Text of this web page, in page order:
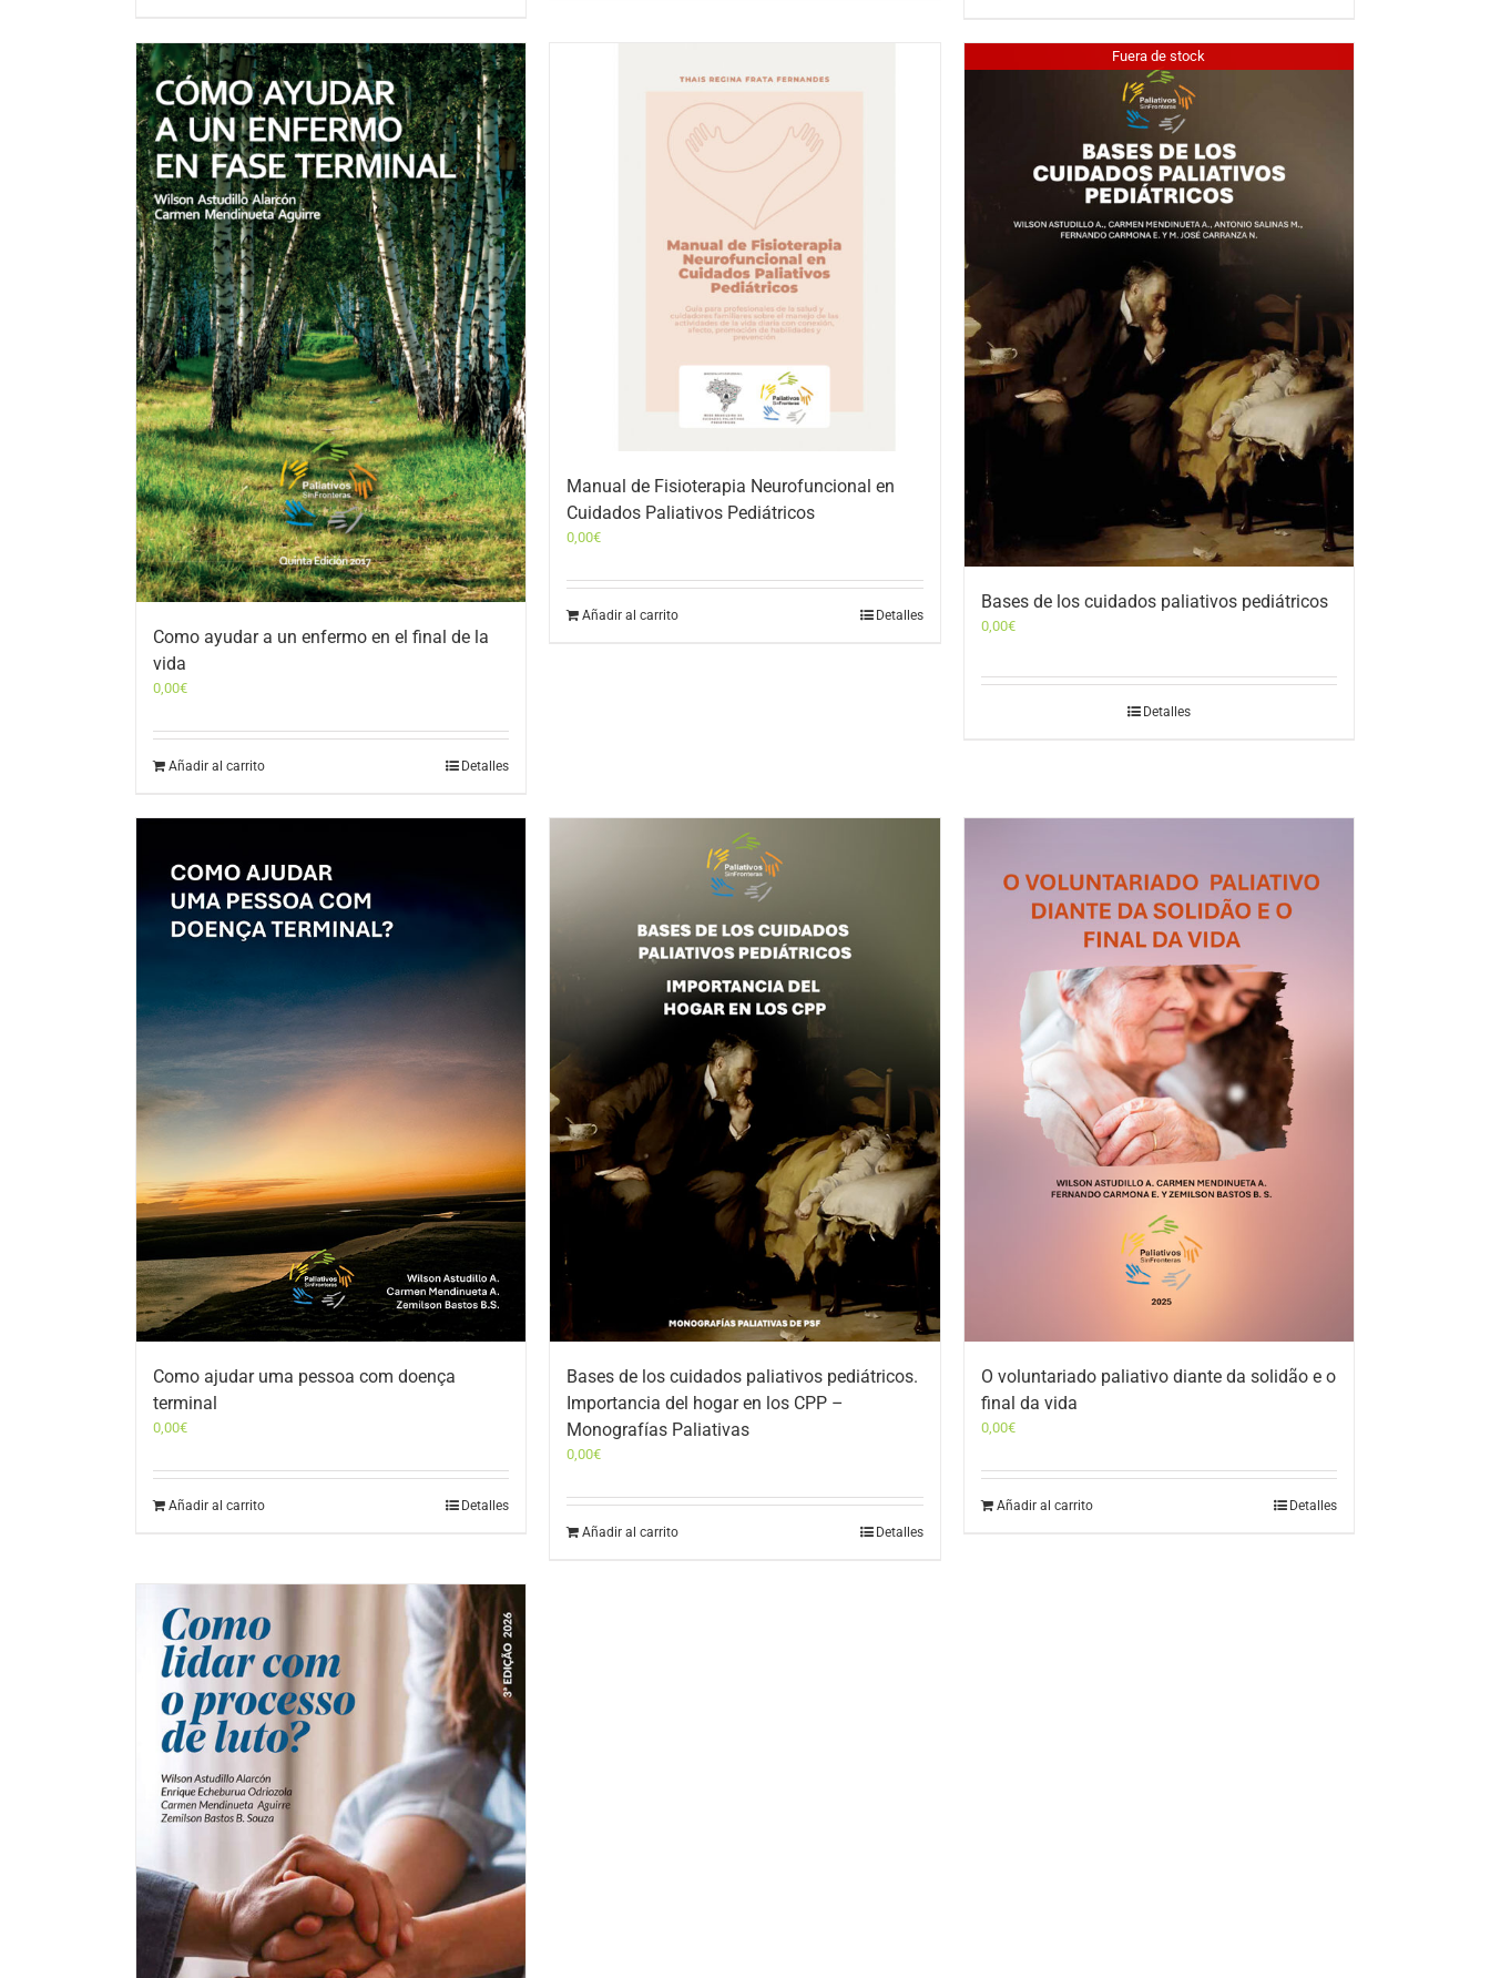
Como ayudar a un enfermo en el final de la
vida
0,00€
Añadir al carrito Detalles
Manual de Fisioterapia Neurofuncional en
Cuidados Paliativos Pediátricos
0,00€
Añadir al carrito Detalles
Fuera de stock
Bases de los cuidados paliativos pediátricos
0,00€
Detalles
Como ajudar uma pessoa com doença
terminal
0,00€
Añadir al carrito Detalles
Bases de los cuidados paliativos pediátricos.
Importancia del hogar en los CPP –
Monografías Paliativas
0,00€
Añadir al carrito Detalles
O voluntariado paliativo diante da solidão e o
final da vida
0,00€
Añadir al carrito Detalles